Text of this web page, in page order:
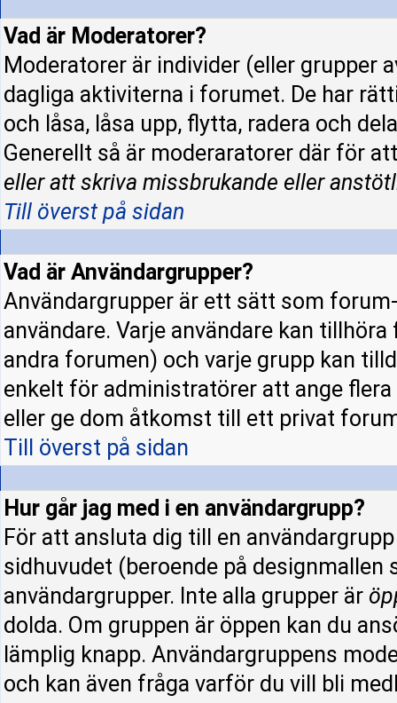
Vad är Moderatorer?
Moderatorer är individer (eller grupper
dagliga aktiviterna i forumet. De har
och låsa, låsa upp, flytta, radera och
Generellt så är moderaratorer där för
eller att skriva missbrukande eller
Till överst på sidan
Vad är Användargrupper?
Användargrupper är ett sätt som
användare. Varje användare kan
andra forumen) och varje grupp kan
enkelt för administratörer att ange
eller ge dom åtkomst till ett privat
Till överst på sidan
Hur går jag med i en användargrupp?
För att ansluta dig till en
sidhuvudet (beroende på designmallen
användargrupper. Inte alla grupper är
dolda. Om gruppen är öppen kan du
lämplig knapp. Användargruppens
och kan även fråga varför du vill bli